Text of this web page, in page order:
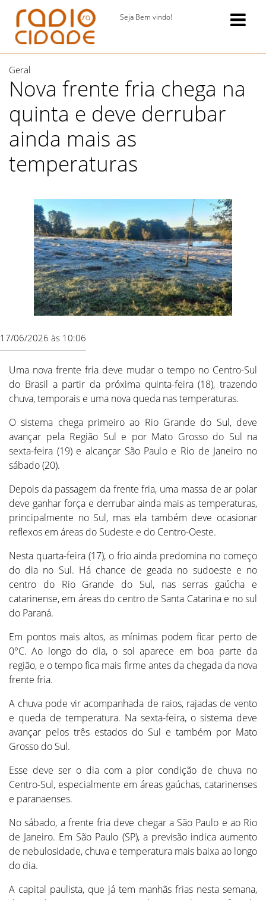
Seja Bem vindo!
Geral
Nova frente fria chega na
quinta e deve derrubar
ainda mais as
temperaturas
17/06/2026 às 10:06
Uma nova frente fria deve mudar o tempo no Centro-Sul
do Brasil a partir da próxima quinta-feira (18), trazendo
chuva, temporais e uma nova queda nas temperaturas.
O sistema chega primeiro ao Rio Grande do Sul, deve
avançar pela Região Sul e por Mato Grosso do Sul na
sexta-feira (19) e alcançar São Paulo e Rio de Janeiro no
sábado (20).
Depois da passagem da frente fria, uma massa de ar polar
deve ganhar força e derrubar ainda mais as temperaturas,
principalmente no Sul, mas ela também deve ocasionar
reflexos em áreas do Sudeste e do Centro-Oeste.
Nesta quarta-feira (17), o frio ainda predomina no começo
do dia no Sul. Há chance de geada no sudoeste e no
centro do Rio Grande do Sul, nas serras gaúcha e
catarinense, em áreas do centro de Santa Catarina e no sul
do Paraná.
Em pontos mais altos, as mínimas podem ficar perto de
0°C. Ao longo do dia, o sol aparece em boa parte da
região, e o tempo fica mais firme antes da chegada da nova
frente fria.
A chuva pode vir acompanhada de raios, rajadas de vento
e queda de temperatura. Na sexta-feira, o sistema deve
avançar pelos três estados do Sul e também por Mato
Grosso do Sul.
Esse deve ser o dia com a pior condição de chuva no
Centro-Sul, especialmente em áreas gaúchas, catarinenses
e paranaenses.
No sábado, a frente fria deve chegar a São Paulo e ao Rio
de Janeiro. Em São Paulo (SP), a previsão indica aumento
de nebulosidade, chuva e temperatura mais baixa ao longo
do dia.
A capital paulista, que já tem manhãs frias nesta semana,